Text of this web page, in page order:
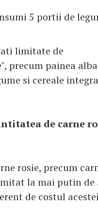
5 portii de
limitate de
precum painea
si cereale
de carne
rosie, precum
la mai putin de
de costul